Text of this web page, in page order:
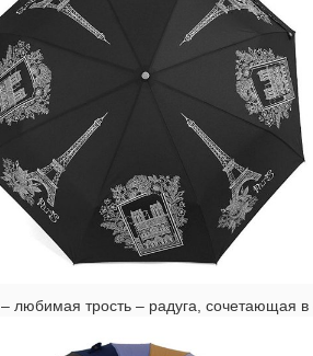
– любимая трость – радуга, сочетающая